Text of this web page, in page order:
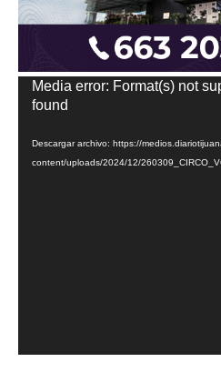
Reproductor
de
Media error: Format(s) not
found
Descargar archivo: https://
content/uploads/2024/12/